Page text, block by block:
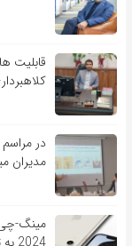
قابلیت
در
مدیران